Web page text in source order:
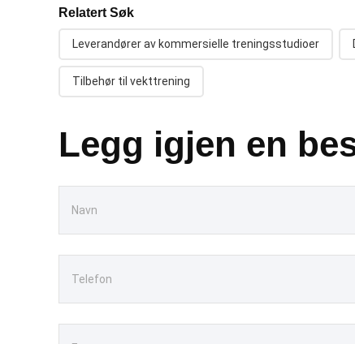
Relatert Søk
Leverandører av kommersielle treningsstudioer
Tilbehør til vekttrening
Legg igjen en